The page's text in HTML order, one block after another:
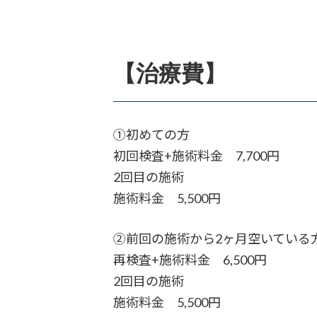
【治療費】
①初めての方
初回検査+施術料金 7,700円
2回目の施術
施術料金 5,500円
②前回の施術から2ヶ月空いている
再検査+施術料金 6,500円
2回目の施術
施術料金 5,500円